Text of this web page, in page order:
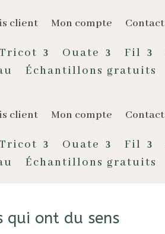
client Mon compte Contact
Tricot Ouate Fil
Échantillons gratuits
client Mon compte Contact
Tricot Ouate Fil
Échantillons gratuits
qui ont du sens